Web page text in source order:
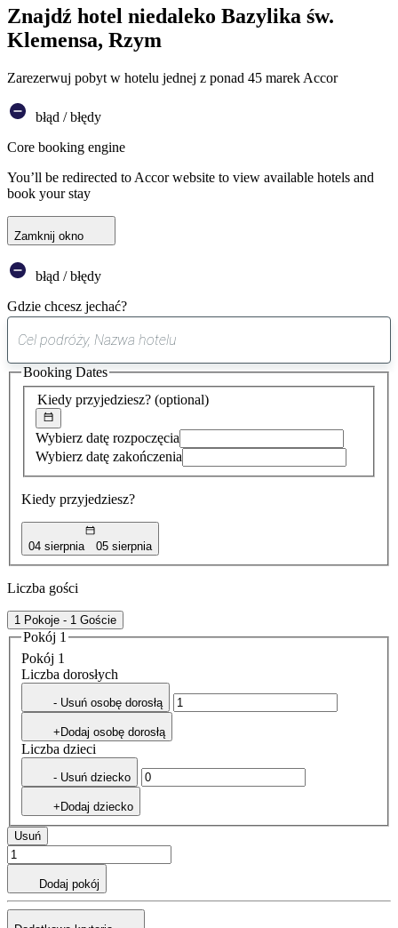
Znajdź hotel niedaleko Bazylika św.
Klemensa, Rzym
Zarezerwuj pobyt w hotelu jednej z ponad 45 marek Accor
błąd / błędy
Core booking engine
You’ll be redirected to Accor website to view available hotels and
book your stay
Zamknij okno
błąd / błędy
Gdzie chcesz jechać?
sugestia
została
znaleziona
Kiedy przyjedziesz? (optional)
Wybierz datę rozpoczęcia
Wybierz datę zakończenia
Kiedy przyjedziesz?
04 sierpnia 05 sierpnia
Booking Dates
Liczba gości
1 Pokoje - 1 Goście
Pokój 1
Pokój 1
Liczba dorosłych
- Usuń osobę dorosłą
+Dodaj osobę dorosłą
Liczba dzieci
- Usuń dziecko
+Dodaj dziecko
Usuń
Dodaj pokój